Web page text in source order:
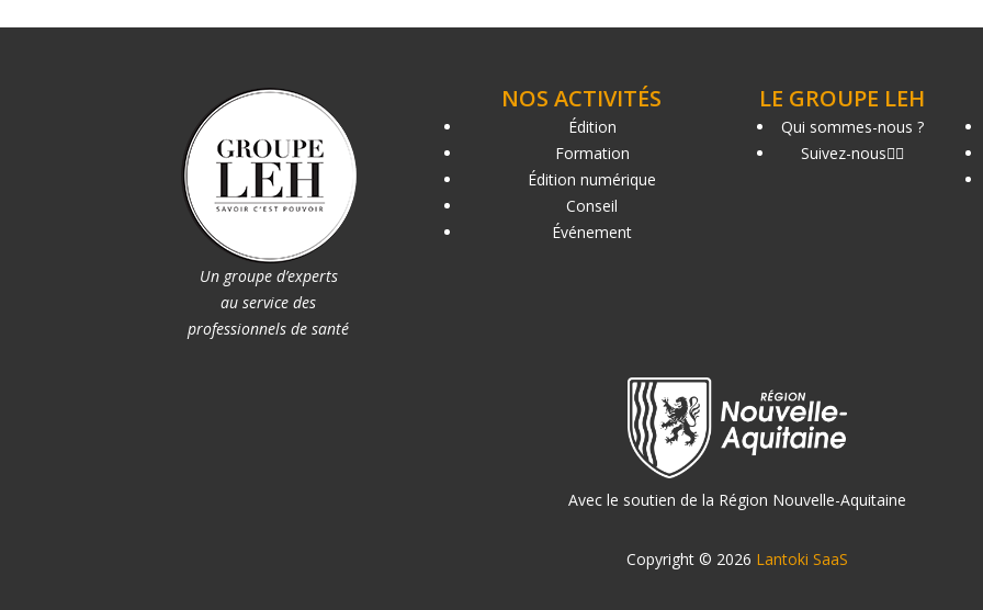
Un groupe d’experts
au service des
professionnels de santé
NOS ACTIVITÉS
Édition
Formation
Édition numérique
Conseil
Événement
LE GROUPE LEH
Qui sommes-nous ?
Suivez-nous
Avec le soutien de la Région Nouvelle-Aquitaine
Copyright © 2026 Lantoki SaaS